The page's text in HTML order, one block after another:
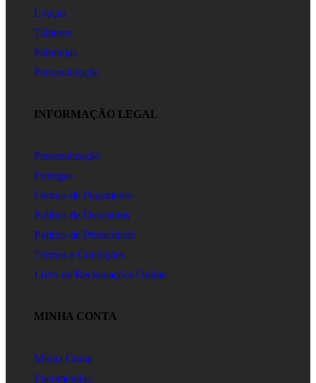
Louças
Talheres
Palhinhas
Personalização
INFORMAÇÃO LEGAL
Personalização
Entregas
Formas de Pagamento
Política de Descontos
Política de Privacidade
Termos e Condições
Livro de Reclamações Online
MINHA CONTA
Minha Conta
Encomendas